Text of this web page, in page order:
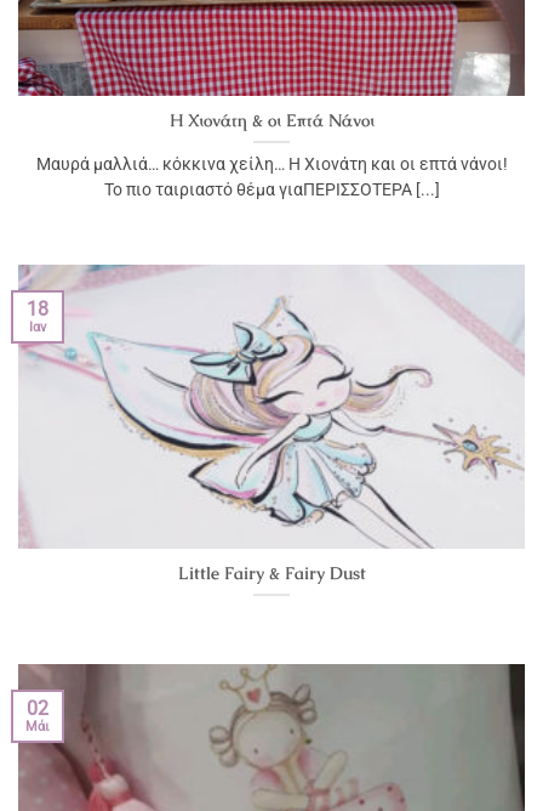
Η Χιονάτη & οι Επτά Νάνοι
Μαυρά μαλλιά… κόκκινα χείλη… Η Χιονάτη και οι επτά νάνοι!
Το πιο ταιριαστό θέμα γιαΠΕΡΙΣΣΟΤΕΡΑ [...]
Little Fairy & Fairy Dust
18
Ιαν
02
Μάι